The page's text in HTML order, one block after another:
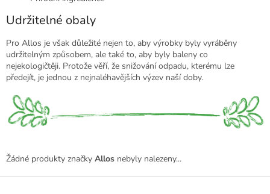
Udržitelné obaly
Pro Allos je však důležité nejen to, aby výrobky byly vyráběny
udržitelným způsobem, ale také to, aby byly baleny co
nejekologičtěji. Protože věří, že snižování odpadu, kterému lze
předejít, je jednou z nejnaléhavějších výzev naší doby.
Žádné produkty značky Allos nebyly nalezeny...
Z